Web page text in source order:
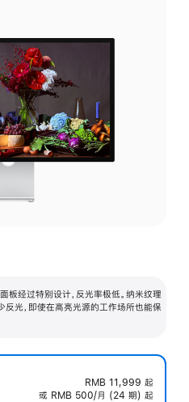
板经过特别设计，反光率极低。纳米纹理
反光，即使在高亮光源的工作场所也能保
RMB 11,999 起
或 RMB 500/月 (24 期) 起